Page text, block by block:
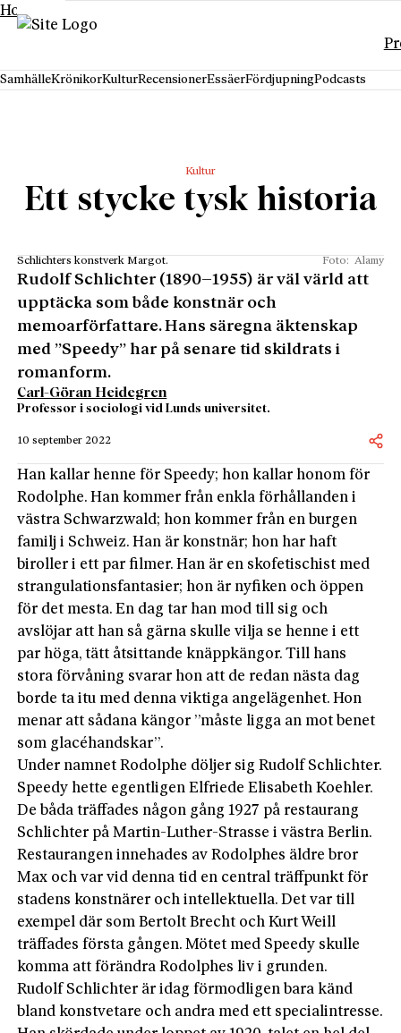
Hoppa till innehåll
SamhälleKrönikorKulturRecensionerEssäerFördjupningPodcasts
Kultur
Ett stycke tysk historia
Schlichters konstverk Margot. Foto: Alamy
Rudolf Schlichter (1890–1955) är väl värld att
upptäcka som både konstnär och
memoarförfattare. Hans säregna äktenskap
med ”Speedy” har på senare tid skildrats i
romanform.
Carl-Göran Heidegren
Professor i sociologi vid Lunds universitet.
10 september 2022
Han kallar henne för Speedy; hon kallar honom för
Rodolphe. Han kommer från enkla förhållanden i
västra Schwarzwald; hon kommer från en burgen
familj i Schweiz. Han är konstnär; hon har haft
biroller i ett par filmer. Han är en skofetischist med
strangulationsfantasier; hon är nyfiken och öppen
för det mesta. En dag tar han mod till sig och
avslöjar att han så gärna skulle vilja se henne i ett
par höga, tätt åtsittande knäppkängor. Till hans
stora förvåning svarar hon att de redan nästa dag
borde ta itu med denna viktiga angelägenhet. Hon
menar att sådana kängor ”måste ligga an mot benet
som glacéhandskar”.
Under namnet Rodolphe döljer sig Rudolf Schlichter.
Speedy hette egentligen Elfriede Elisabeth Koehler.
De båda träffades någon gång 1927 på restaurang
Schlichter på Martin-Luther-Strasse i västra Berlin.
Restaurangen innehades av Rodolphes äldre bror
Max och var vid denna tid en central träffpunkt för
stadens konstnärer och intellektuella. Det var till
exempel där som Bertolt Brecht och Kurt Weill
träffades förs­ta gången. Mötet med Speedy skulle
komma att förändra Rodolphes liv i grunden.
Rudolf Schlichter är idag förmodligen bara känd
bland konstvetare och andra med ett special­intresse.